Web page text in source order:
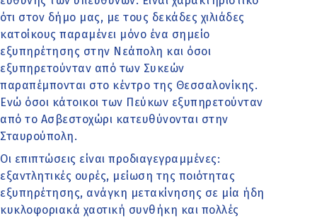
ότι στον δήμο μας, με τους δεκάδες χιλιάδες
κατοίκους παραμένει μόνο ένα σημείο
εξυπηρέτησης στην Νεάπολη και όσοι
εξυπηρετούνταν από των Συκεών
παραπέμπονται στο κέντρο της Θεσσαλονίκης.
Ενώ όσοι κάτοικοι των Πεύκων εξυπηρετούνταν
από το Ασβεστοχώρι κατευθύνονται στην
Σταυρούπολη.
Οι επιπτώσεις είναι προδιαγεγραμμένες:
εξαντλητικές ουρές, μείωση της ποιότητας
εξυπηρέτησης, ανάγκη μετακίνησης σε μία ήδη
κυκλοφοριακά χαοτική συνθήκη και πολλές